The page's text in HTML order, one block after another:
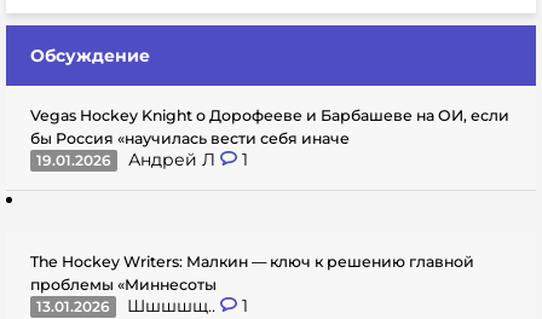
Обсуждение
Vegas Hockey Knight о Дорофееве и Барбашеве на ОИ, если
бы Россия «научилась вести себя иначе
19.01.2026
Андрей Л 1
The Hockey Writers: Малкин — ключ к решению главной
проблемы «Миннесоты
13.01.2026
Шшшшщ.. 1